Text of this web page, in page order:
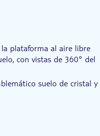
(entrada con fecha
(entrada con fecha +
al ascensor)
Sunset» (entrada con
de champán)
plataforma al aire libre
con vistas de 360° del
suelo de cristal y
justo sobre la
instalaciones
reflejos y elementos